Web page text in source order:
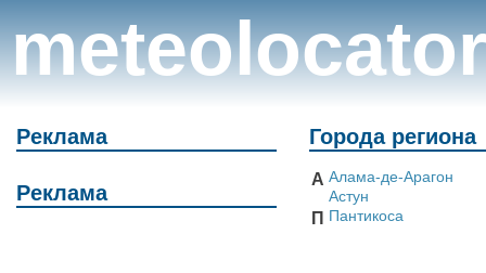
meteolocator
Реклама
Реклама
Города региона
А Алама-де-Арагон
Астун
П Пантикоса